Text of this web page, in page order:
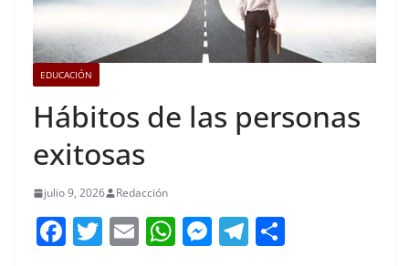
EDUCACIÓN
Hábitos de las personas
exitosas
julio 9, 2026 Redacción
F T E W M T